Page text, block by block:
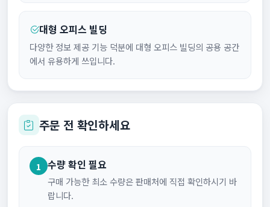
대형 오피스 빌딩
다양한 정보 제공 기능 덕분에 대형 오피스 빌딩의 공용 공간
에서 유용하게 쓰입니다.
주문 전 확인하세요
1 수량 확인 필요
구매 가능한 최소 수량은 판매처에 직접 확인하시기 바
랍니다.